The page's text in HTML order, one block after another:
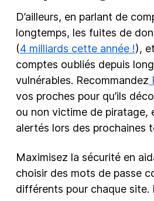
D’ailleurs, en parlant de
longtemps, les fuites de
(4 milliards cette année !),
comptes oubliés depuis
vulnérables. Recommandez
vos proches pour qu’ils
ou non victime de piratage,
alertés lors des prochaines
Maximisez la sécurité en
choisir des mots de passe
différents pour chaque site.